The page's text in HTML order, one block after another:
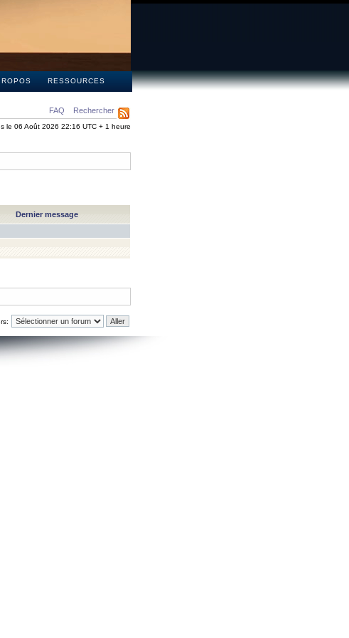
RESSOURCES
FAQ Rechercher
le 06 Août 2026 22:16 UTC + 1 heure
Dernier message